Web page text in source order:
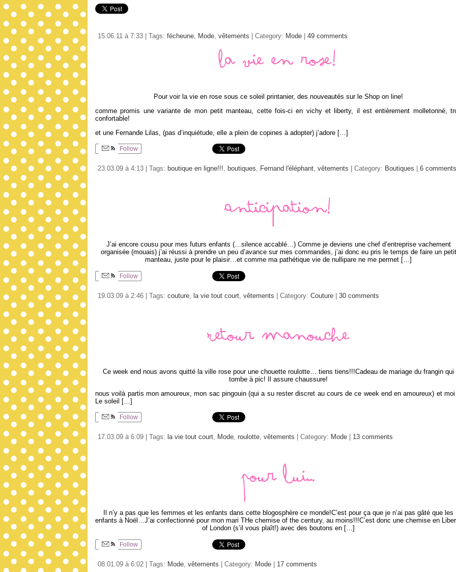
15.06.11 à 7:33 | Tags: fécheune, Mode, vêtements | Category: Mode 49 comments
La vie en rose!
Pour voir la vie en rose sous ce soleil printanier, des nouveautés sur le Shop on line!
comme promis une variante de mon petit manteau, cette fois-ci en vichy et liberty, il est entièrement molletonné,
confortable!
et une Fernande Lilas, (pas d’inquiétude, elle a plein de copines à adopter) j’adore […]
Follow
23.03.09 à 4:13 | Tags: boutique en ligne!!!, boutiques, Fernand l'éléphant, vêtements | Category: Boutiques 6 comments
Anticipation!
J’ai encore cousu pour mes futurs enfants (…silence accablé…) Comme je deviens une chef d’entreprise vachement
organisée (mouais) j’ai réussi à prendre un peu d’avance sur mes commandes, j’ai donc eu pris le temps de faire un petit
manteau, juste pour le plaisir…et comme ma pathétique vie de nullipare ne me permet […]
Follow
19.03.09 à 2:46 | Tags: couture la vie tout court vêtements | Category: Couture 30 comments
Retour manouche
Ce week end nous avons quitté la ville rose pour une chouette roulotte… tiens tiens!!!Cadeau de mariage du frangin qui
tombe à pic! Il assure chaussure!
nous voilà partis mon amoureux, mon sac pingouin (qui a su rester discret au cours de ce week end en amoureux) et
Le soleil […]
Follow
17.03.09 à 6:09 | Tags: la vie tout court, Mode, roulotte, vêtements | Category: Mode 13 comments
Pour lui…
Il n’y a pas que les femmes et les enfants dans cette blogosphère ce monde!C’est pour ça que je n’ai pas gâté que les
enfants à Noël…J’ai confectionné pour mon mari THe chemise of the century, au moins!!!C’est donc une chemise en
of London (s’il vous plaît!) avec des boutons en […]
Follow
08.01.09 à 6:02 | Tags: Mode vêtements | Category: Mode 17 comments